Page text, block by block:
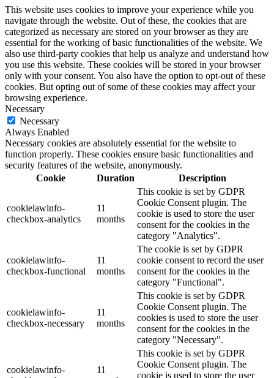
This website uses cookies to improve your experience while you
navigate through the website. Out of these, the cookies that are
categorized as necessary are stored on your browser as they are
essential for the working of basic functionalities of the website. We
also use third-party cookies that help us analyze and understand how
you use this website. These cookies will be stored in your browser
only with your consent. You also have the option to opt-out of these
cookies. But opting out of some of these cookies may affect your
browsing experience.
Necessary
Necessary
Always Enabled
Necessary cookies are absolutely essential for the website to
function properly. These cookies ensure basic functionalities and
security features of the website, anonymously.
Cookie
Duration Description
cookielawinfo-
checkbox-analytics
11
months
This cookie is set by GDPR
Cookie Consent plugin. The
cookie is used to store the user
consent for the cookies in the
category "Analytics".
cookielawinfo-
checkbox-functional
11
months
The cookie is set by GDPR
cookie consent to record the user
consent for the cookies in the
category "Functional".
cookielawinfo-
checkbox-necessary
11
months
This cookie is set by GDPR
Cookie Consent plugin. The
cookies is used to store the user
consent for the cookies in the
category "Necessary".
cookielawinfo-
11
This cookie is set by GDPR
Cookie Consent plugin. The
cookie is used to store the user